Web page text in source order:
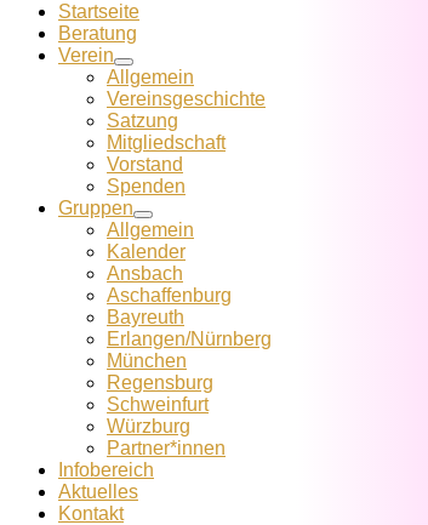
Startseite
Beratung
Verein
Allgemein
Vereins­geschichte
Satzung
Mitglied­schaft
Vorstand
Spenden
Gruppen
Allgemein
Kalender
Ansbach
Aschaffenburg
Bayreuth
Erlangen/Nürnberg
München
Regensburg
Schweinfurt
Würzburg
Partner*innen
Infobereich
Aktuelles
Kontakt